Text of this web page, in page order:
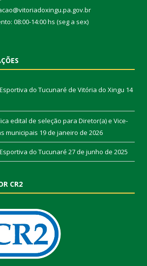
08:00-14:00 hs (seg a sex)
do Tucunaré de Vitória do Xingu 14
edital de seleção para Diretor(a) e Vice-
municipais 19 de janeiro de 2026
do Tucunaré 27 de junho de 2025
CR2